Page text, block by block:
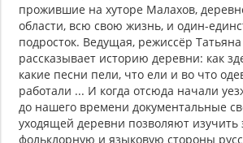
прожившие на хуторе Малахов,
области, всю свою жизнь, и один-
подросток. Ведущая, режиссёр
рассказывает историю деревни: как
какие песни пели, что ели и во что
работали ... И когда отсюда начали
до нашего времени документальные
уходящей деревни позволяют изучить
фольклорную и языковую стороны